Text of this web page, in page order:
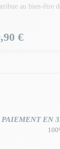
au bien-être
€
PAIEMENT EN